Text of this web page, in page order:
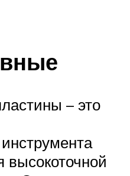
– это
высокоточной